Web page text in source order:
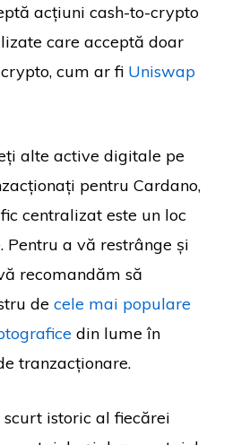
acțiuni cash-to-crypto
care acceptă doar
cum ar fi Uniswap
alte active digitale pe
pentru Cardano,
centralizat este un loc
Pentru a vă restrânge și
recomandăm să
decele mai populare
din lume în
tranzacționare.
istoric al fiecărei